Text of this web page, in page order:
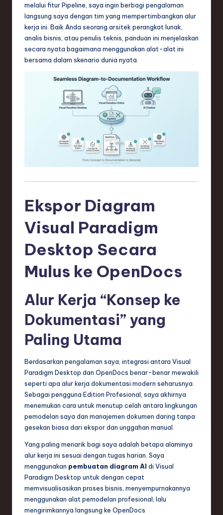
in
S
o
T
o
ti
o
melalui fitur Pipeline, saya ingin berbagi pengalaman
langsung saya dengan tim yang mempertimbangkan alur
kerja ini. Baik Anda seorang arsitek perangkat lunak,
analis bisnis, atau penulis teknis, panduan ini menjelaskan
secara nyata bagaimana menggunakan alat-alat ini
bersama dalam skenario dunia nyata.
Ekspor Diagram
Visual Paradigm
Desktop Secara
Mulus ke OpenDocs
Alur Kerja “Konsep ke
Dokumentasi” yang
Paling Utama
Berdasarkan pengalaman saya, integrasi antara Visual
Paradigm Desktop dan OpenDocs benar-benar mewakili
seperti apa alur kerja dokumentasi modern seharusnya.
Sebagai pengguna Edition Profesional, saya akhirnya
menemukan cara untuk menutup celah antara lingkungan
pemodelan saya dan manajemen dokumen daring tanpa
gesekan biasa dari ekspor dan unggahan manual.
Yang paling menarik bagi saya adalah betapa alaminya
alur kerja ini sesuai dengan tugas harian. Saya
menggunakan pembuatan diagram AI di Visual
Paradigm Desktop untuk dengan cepat
memvisualisasikan proses bisnis, menyempurnakannya
menggunakan alat pemodelan profesional, lalu
mengirimkannya langsung ke OpenDocs